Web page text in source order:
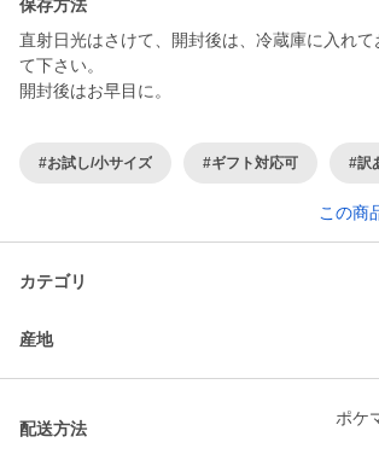
保存方法
直射日光はさけて、開封後は、冷蔵庫に入れて
て下さい。
#お試し/小サイズ #ギフト対応可 #訳
この商
カテゴリ
産地
配送方法
ポケ